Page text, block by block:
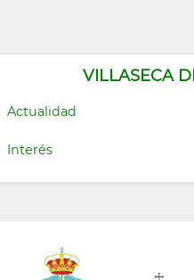
VILLASECA
Actualidad
Interés